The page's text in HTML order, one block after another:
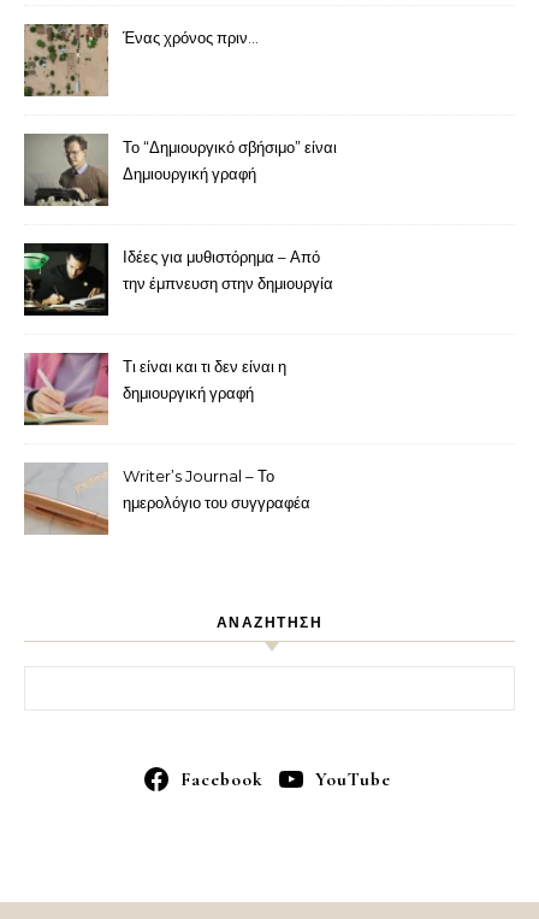
Ένας χρόνος πριν…
Το “Δημιουργικό σβήσιμο” είναι
Δημιουργική γραφή
Ιδέες για μυθιστόρημα – Από
την έμπνευση στην δημιουργία
Τι είναι και τι δεν είναι η
δημιουργική γραφή
Writer’s Journal – Το
ημερολόγιο του συγγραφέα
ΑΝΑΖΗΤΗΣΗ
Facebook YouTube